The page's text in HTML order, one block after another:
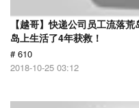
【越哥】快递公司员工流落
岛上生活了4年获救！
# 610
2018-10-25 03:12